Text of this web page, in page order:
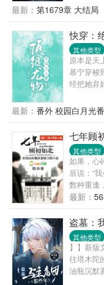
族的故事
提醒：
一个女主
文和后宫
气、筑基
最新： 第1679章 大结局
快穿：
其他类型
原本是天
慕宁穿梭
经把她弃
经之处，
最新： 番外 校园白月光
七年顾
其他类型
如果，心
辰说：“
数种重逢
乱失措，
陆北辰。
手可热的
士，是蛛
是被高检
是赫赫有
的脸，却
血都是冷
最新：
盗墓：
其他类型
】】新版
往塔木陀
油瓶沉默